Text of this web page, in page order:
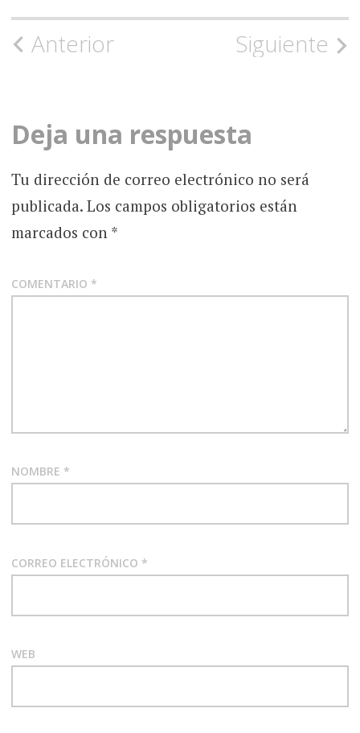
Navegación
la
entrada
Anterior Siguiente
Deja una respuesta
Tu dirección de correo electrónico no será
publicada. Los campos obligatorios están
marcados con *
COMENTARIO *
NOMBRE *
CORREO ELECTRÓNICO *
WEB